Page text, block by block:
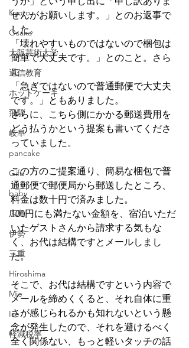
Kyoto
Osaka
大阪芸術大学
通信教育
ホットケーキ
飛騨
岐阜
pancake
Gifu
baby
広島
伊勢
三重
Hiroshima
Mie
Ise
軽減税率
せんがお願いします。」とのお返事で
した。
「壊れやすいものではないので梱包は
簡単で大丈夫です。」とのこと。さら
に
「急ぎではないので普通郵便で大丈夫
です。」ともありました。
さらに、こちら側にかかる郵送費用を
どう払うかという提案も書いてくださ
っていました。
この方のご提案通り、簡易な梱包で普
通郵便で郵便局から郵送したところ、
料金は数十円で済みました。
100円にも満たない金額を、宿泊いただ
いたゲストさんから請求する気もな
く、お代は結構ですとメールしまし
た。
そこで、お代は結構ですという内容で
メールを締めくくると、それ自体に重
さが感じられるかも知れないという懸
念が発生したので、それを避けるべく
全く関係ない、もっと軽いタッチの話